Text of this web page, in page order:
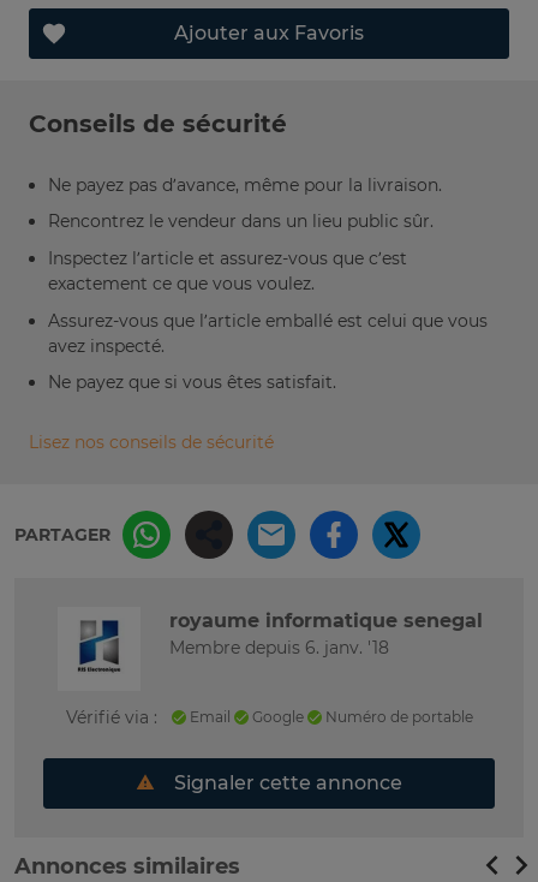
Ajouter aux Favoris
Conseils de sécurité
Ne payez pas d’avance, même pour la livraison.
Rencontrez le vendeur dans un lieu public sûr.
Inspectez l’article et assurez-vous que c’est
exactement ce que vous voulez.
Assurez-vous que l’article emballé est celui que vous
avez inspecté.
Ne payez que si vous êtes satisfait.
Lisez nos conseils de sécurité
PARTAGER
royaume informatique senegal
Membre depuis 6. janv. '18
Vérifié via : Email Google Numéro de portable
Signaler cette annonce
Annonces similaires